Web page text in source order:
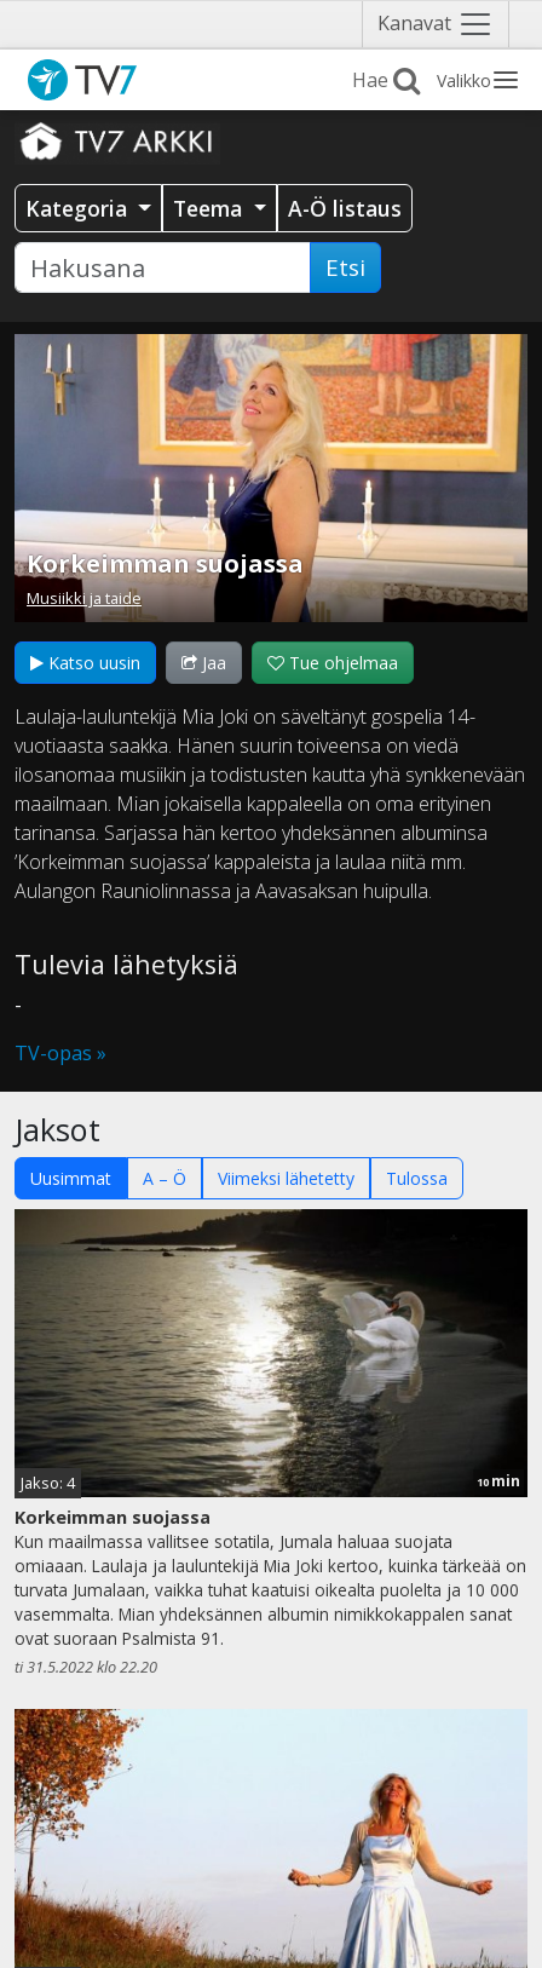
Kanavat Näytä
valikko
Valikko
Kategoria Teema A-Ö listaus
Etsi
Korkeimman suojassa
Musiikki ja taide
Katso uusin Jaa Tue ohjelmaa
Laulaja-lauluntekijä Mia Joki on säveltänyt gospelia 14-
vuotiaasta saakka. Hänen suurin toiveensa on viedä
ilosanomaa musiikin ja todistusten kautta yhä synkkenevään
maailmaan. Mian jokaisella kappaleella on oma erityinen
tarinansa. Sarjassa hän kertoo yhdeksännen albuminsa
’Korkeimman suojassa’ kappaleista ja laulaa niitä mm.
Aulangon Rauniolinnassa ja Aavasaksan huipulla.
Tulevia lähetyksiä
-
TV-opas »
Jaksot
Uusimmat A – Ö Viimeksi lähetetty Tulossa
Jakso: 4 10 min
Korkeimman suojassa
Kun maailmassa vallitsee sotatila, Jumala haluaa suojata
omiaaan. Laulaja ja lauluntekijä Mia Joki kertoo, kuinka tärkeää on
turvata Jumalaan, vaikka tuhat kaatuisi oikealta puolelta ja 10 000
vasemmalta. Mian yhdeksännen albumin nimikkokappalen sanat
ovat suoraan Psalmista 91.
ti 31.5.2022 klo 22.20